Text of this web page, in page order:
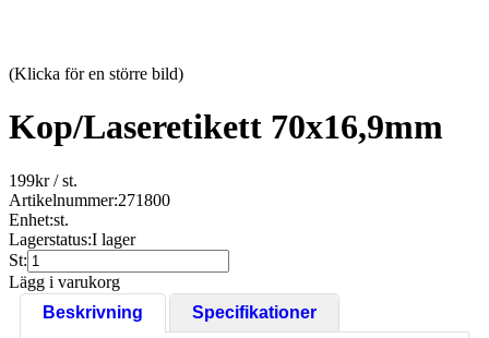
(Klicka för en större bild)
Kop/Laseretikett 70x16,9mm
199kr/ st.
Artikelnummer:271800
Enhet:st.
Lagerstatus:I lager
St:
Lägg i varukorg
Beskrivning
Specifikationer